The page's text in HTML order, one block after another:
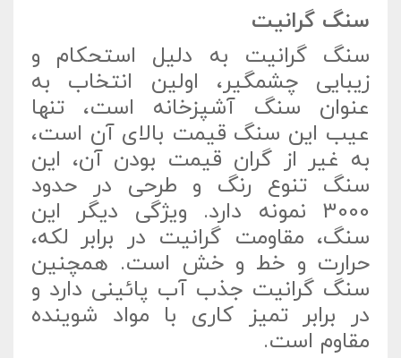
سنگ گرانیت
سنگ گرانیت به دلیل استحکام و
زیبایی چشمگیر، اولین انتخاب به
عنوان سنگ آشپزخانه است، تنها
عیب این سنگ قیمت بالای آن است،
به غیر از گران قیمت بودن آن، این
سنگ تنوع رنگ و طرحی در حدود
3000 نمونه دارد. ویژگی دیگر این
سنگ، مقاومت گرانیت در برابر لکه،
حرارت و خط و خش است. همچنین
سنگ گرانیت جذب آب پائینی دارد و
در برابر تمیز کاری با مواد شوینده
مقاوم است.